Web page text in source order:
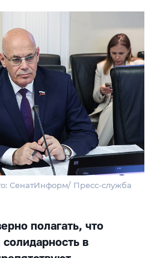
СенатИнформ/ Пресс-служба
полагать, что
в